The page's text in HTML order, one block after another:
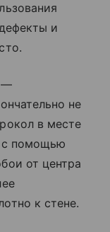
и
—
не
в месте
с помощью
от центра
к стене.